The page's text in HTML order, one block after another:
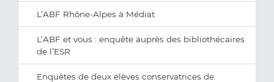
L’ABF Rhône-Alpes à Médiat
L’ABF et vous : enquête auprès des bibliothécaires
de l’ESR
Enquêtes de deux élèves conservatrices de